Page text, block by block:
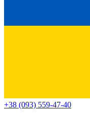
+38 (093) 559-47-40